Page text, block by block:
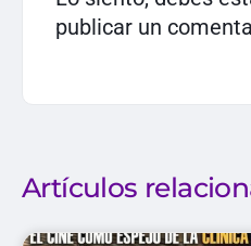
publicar un
Artículos